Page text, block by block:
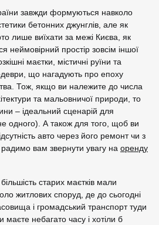
завжди формуються навколо
бетонних джунглів, але як
лише виїхати за межі Києва, як
неймовірний простір зовсім іншої
маєтки, містичні руїни та
що нагадують про епоху
Тож, якщо ви належите до числа
та мальовничої природи, то
– ідеальний сценарій для
одного). А також для того, щоб ви
авто через його ремонт чи з
вам звернути увагу на оренду
старих маєтків мали
житлових споруд, де до сьогодні
і громадський транспорт туди
небагато часу і хотіли б